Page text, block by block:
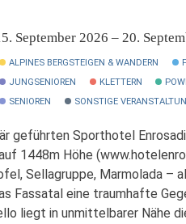
September 2026 – 20.
ALPINES BERGSTEIGEN & WANDERN
JUNGSENIOREN
KLETTERN
SENIOREN
SONSTIGE
geführten Sporthotel
1448m Höhe
Sellagruppe, Marmolada –
Fassatal eine traumhafte
liegt in unmittelbarer Nähe